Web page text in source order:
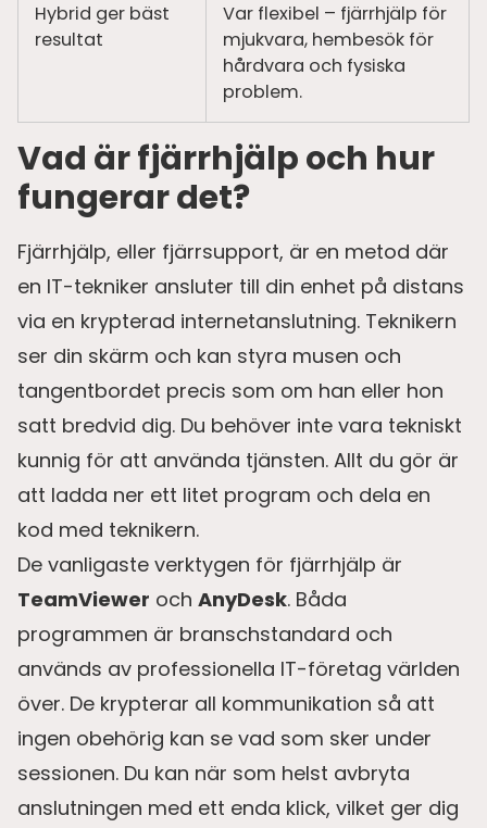
Hybrid ger bäst
resultat
Var flexibel – fjärrhjälp för
mjukvara, hembesök för
hårdvara och fysiska
problem.
Vad är fjärrhjälp och hur
fungerar det?
Fjärrhjälp, eller fjärrsupport, är en metod där
en IT-tekniker ansluter till din enhet på distans
via en krypterad internetanslutning. Teknikern
ser din skärm och kan styra musen och
tangentbordet precis som om han eller hon
satt bredvid dig. Du behöver inte vara tekniskt
kunnig för att använda tjänsten. Allt du gör är
att ladda ner ett litet program och dela en
kod med teknikern.
De vanligaste verktygen för fjärrhjälp är
TeamViewer och AnyDesk. Båda
programmen är branschstandard och
används av professionella IT-företag världen
över. De krypterar all kommunikation så att
ingen obehörig kan se vad som sker under
sessionen. Du kan när som helst avbryta
anslutningen med ett enda klick, vilket ger dig